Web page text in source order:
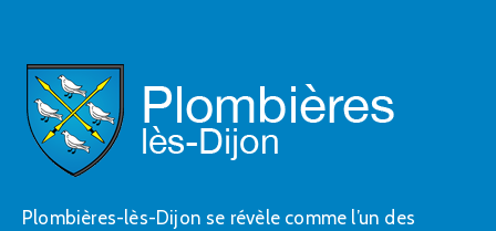
Plombières-lès-Dijon se révèle comme l’un des